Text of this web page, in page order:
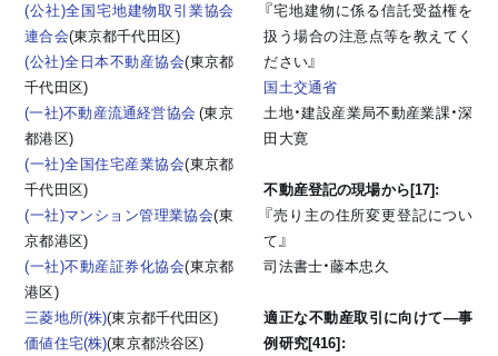
(公社)全国宅地建物取引業協会
連合会(東京都千代田区)
(公社)全日本不動産協会(東京都
千代田区)
(一社)不動産流通経営協会(東京
都港区)
(一社)全国住宅産業協会(東京都
千代田区)
(一社)マンション管理業協会(東
京都港区)
(一社)不動産証券化協会(東京都
港区)
三菱地所(株)(東京都千代田区)
価値住宅(株)(東京都渋谷区)
『宅地建物に係る信託受益権を
扱う場合の注意点等を教えてく
ださい』
国土交通省
土地・建設産業局不動産業課・深
田大寛
不動産登記の現場から[17]:
『売り主の住所変更登記につい
て』
司法書士・藤本忠久
適正な不動産取引に向けて―事
例研究[416]: